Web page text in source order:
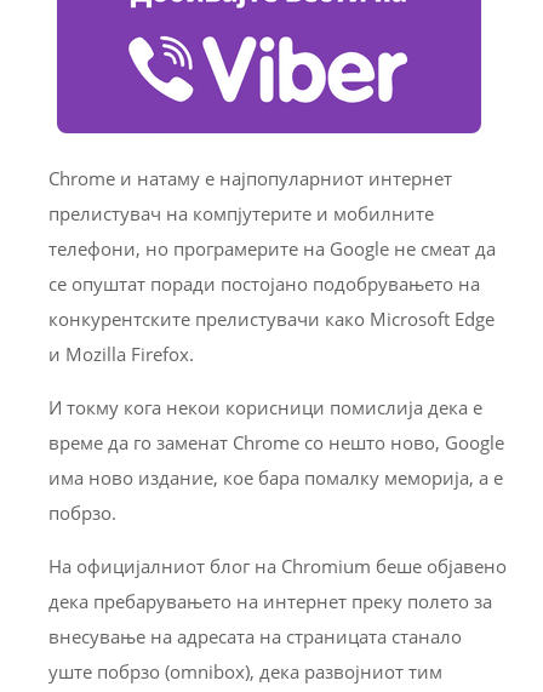
Chrome и натаму е најпопуларниот интернет
прелистувач на компјутерите и мобилните
телефони, но програмерите на Google не смеат да
се опуштат поради постојано подобрувањето на
конкурентските прелистувачи како Microsoft Edge
и Mozilla Firefox.
И токму кога некои корисници помислија дека е
време да го заменат Chrome со нешто ново, Google
има ново издание, кое бара помалку меморија, а е
побрзо.
На официјалниот блог на Chromium беше објавено
дека пребарувањето на интернет преку полето за
внесување на адресата на страницата станало
уште побрзо (omnibox), дека развојниот тим